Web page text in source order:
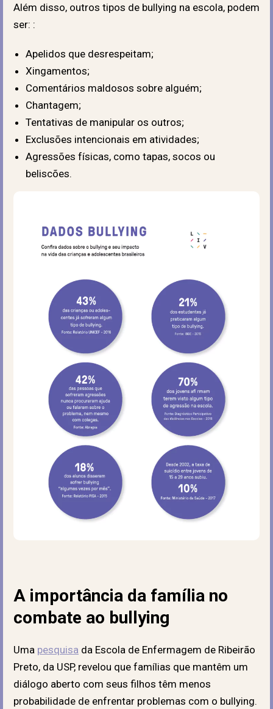
Além disso, outros tipos de bullying na escola, podem
ser: :
Apelidos que desrespeitam;
Xingamentos;
Comentários maldosos sobre alguém;
Chantagem;
Tentativas de manipular os outros;
Exclusões intencionais em atividades;
Agressões físicas, como tapas, socos ou
beliscões.
A importância da família no
combate ao bullying
Uma pesquisa da Escola de Enfermagem de Ribeirão
Preto, da USP, revelou que famílias que mantêm um
diálogo aberto com seus filhos têm menos
probabilidade de enfrentar problemas com o bullying.